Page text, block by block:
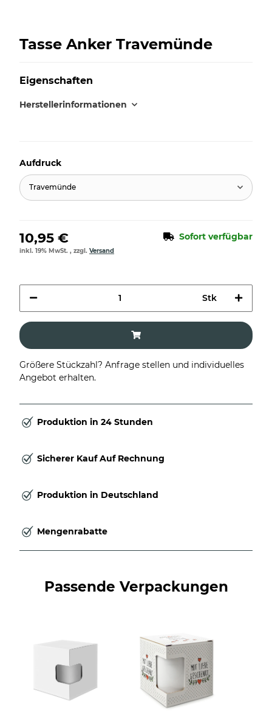
Tasse Anker Travemünde
Eigenschaften
Herstellerinformationen
Aufdruck
Travemünde
10,95 € Sofort verfügbar
inkl. 19% MwSt. , zzgl. Versand
Stk
Größere Stückzahl? Anfrage stellen und individuelles
Angebot erhalten.
Produktion in 24 Stunden
Sicherer Kauf Auf Rechnung
Produktion in Deutschland
Mengenrabatte
Passende Verpackungen